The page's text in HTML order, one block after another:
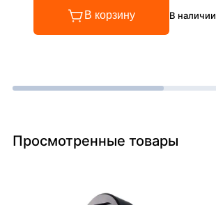
В корзину В наличии
Просмотренные товары